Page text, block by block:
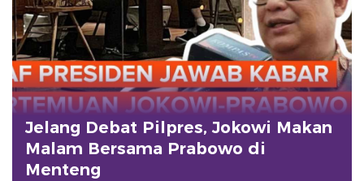
Jelang Debat Pilpres, Jokowi Makan
Malam Bersama Prabowo di
Menteng